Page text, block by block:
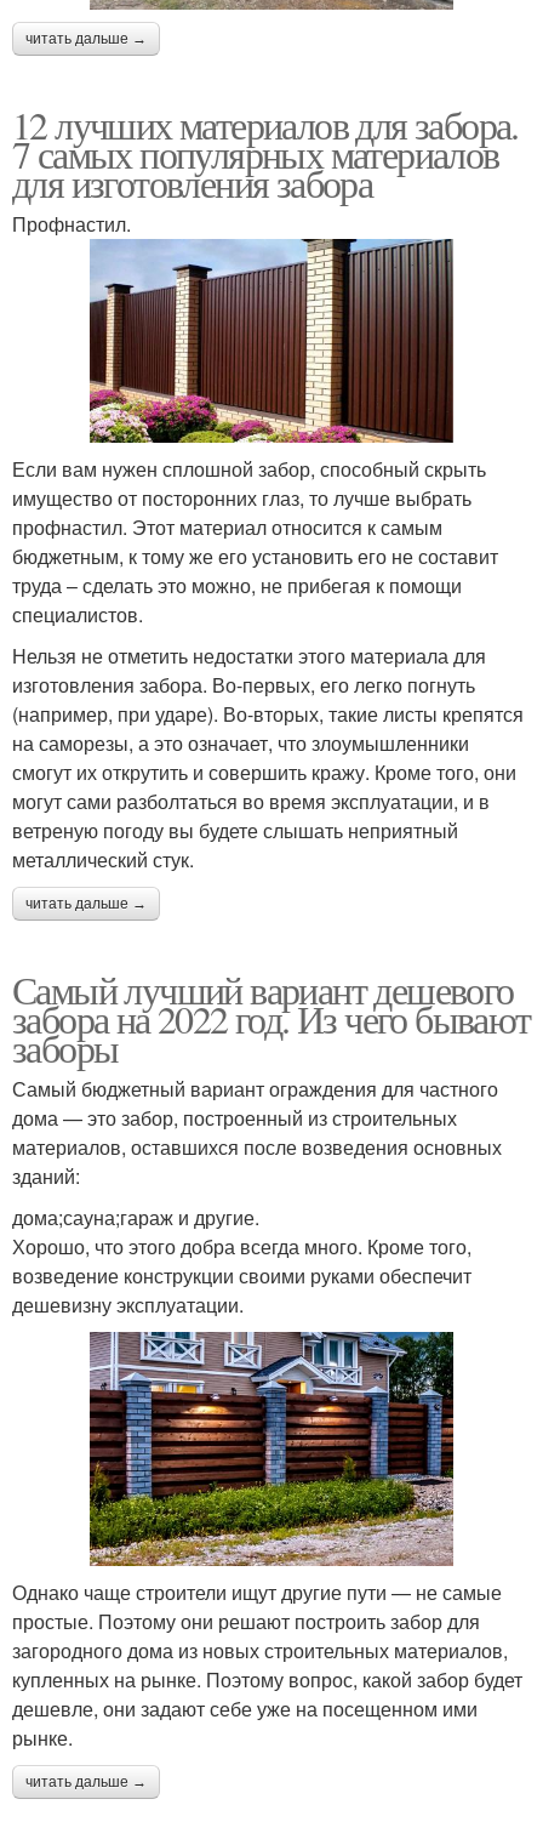
читать дальше →
12 лучших материалов для забора.
7 самых популярных материалов
для изготовления забора
Профнастил.
Если вам нужен сплошной забор, способный скрыть
имущество от посторонних глаз, то лучше выбрать
профнастил. Этот материал относится к самым
бюджетным, к тому же его установить его не составит
труда – сделать это можно, не прибегая к помощи
специалистов.
Нельзя не отметить недостатки этого материала для
изготовления забора. Во-первых, его легко погнуть
(например, при ударе). Во-вторых, такие листы крепятся
на саморезы, а это означает, что злоумышленники
смогут их открутить и совершить кражу. Кроме того, они
могут сами разболтаться во время эксплуатации, и в
ветреную погоду вы будете слышать неприятный
металлический стук.
читать дальше →
Самый лучший вариант дешевого
забора на 2022 год. Из чего бывают
заборы
Самый бюджетный вариант ограждения для частного
дома — это забор, построенный из строительных
материалов, оставшихся после возведения основных
зданий:
дома;сауна;гараж и другие.
Хорошо, что этого добра всегда много. Кроме того,
возведение конструкции своими руками обеспечит
дешевизну эксплуатации.
Однако чаще строители ищут другие пути — не самые
простые. Поэтому они решают построить забор для
загородного дома из новых строительных материалов,
купленных на рынке. Поэтому вопрос, какой забор будет
дешевле, они задают себе уже на посещенном ими
рынке.
читать дальше →